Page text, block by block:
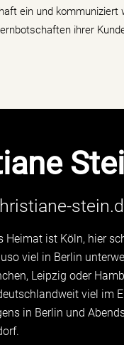
ein und kommuniziert
ihrer
mehr erfahren
Heimat ist Köln, hier
viel in Berlin
Leipzig oder
viel im
in Berlin und